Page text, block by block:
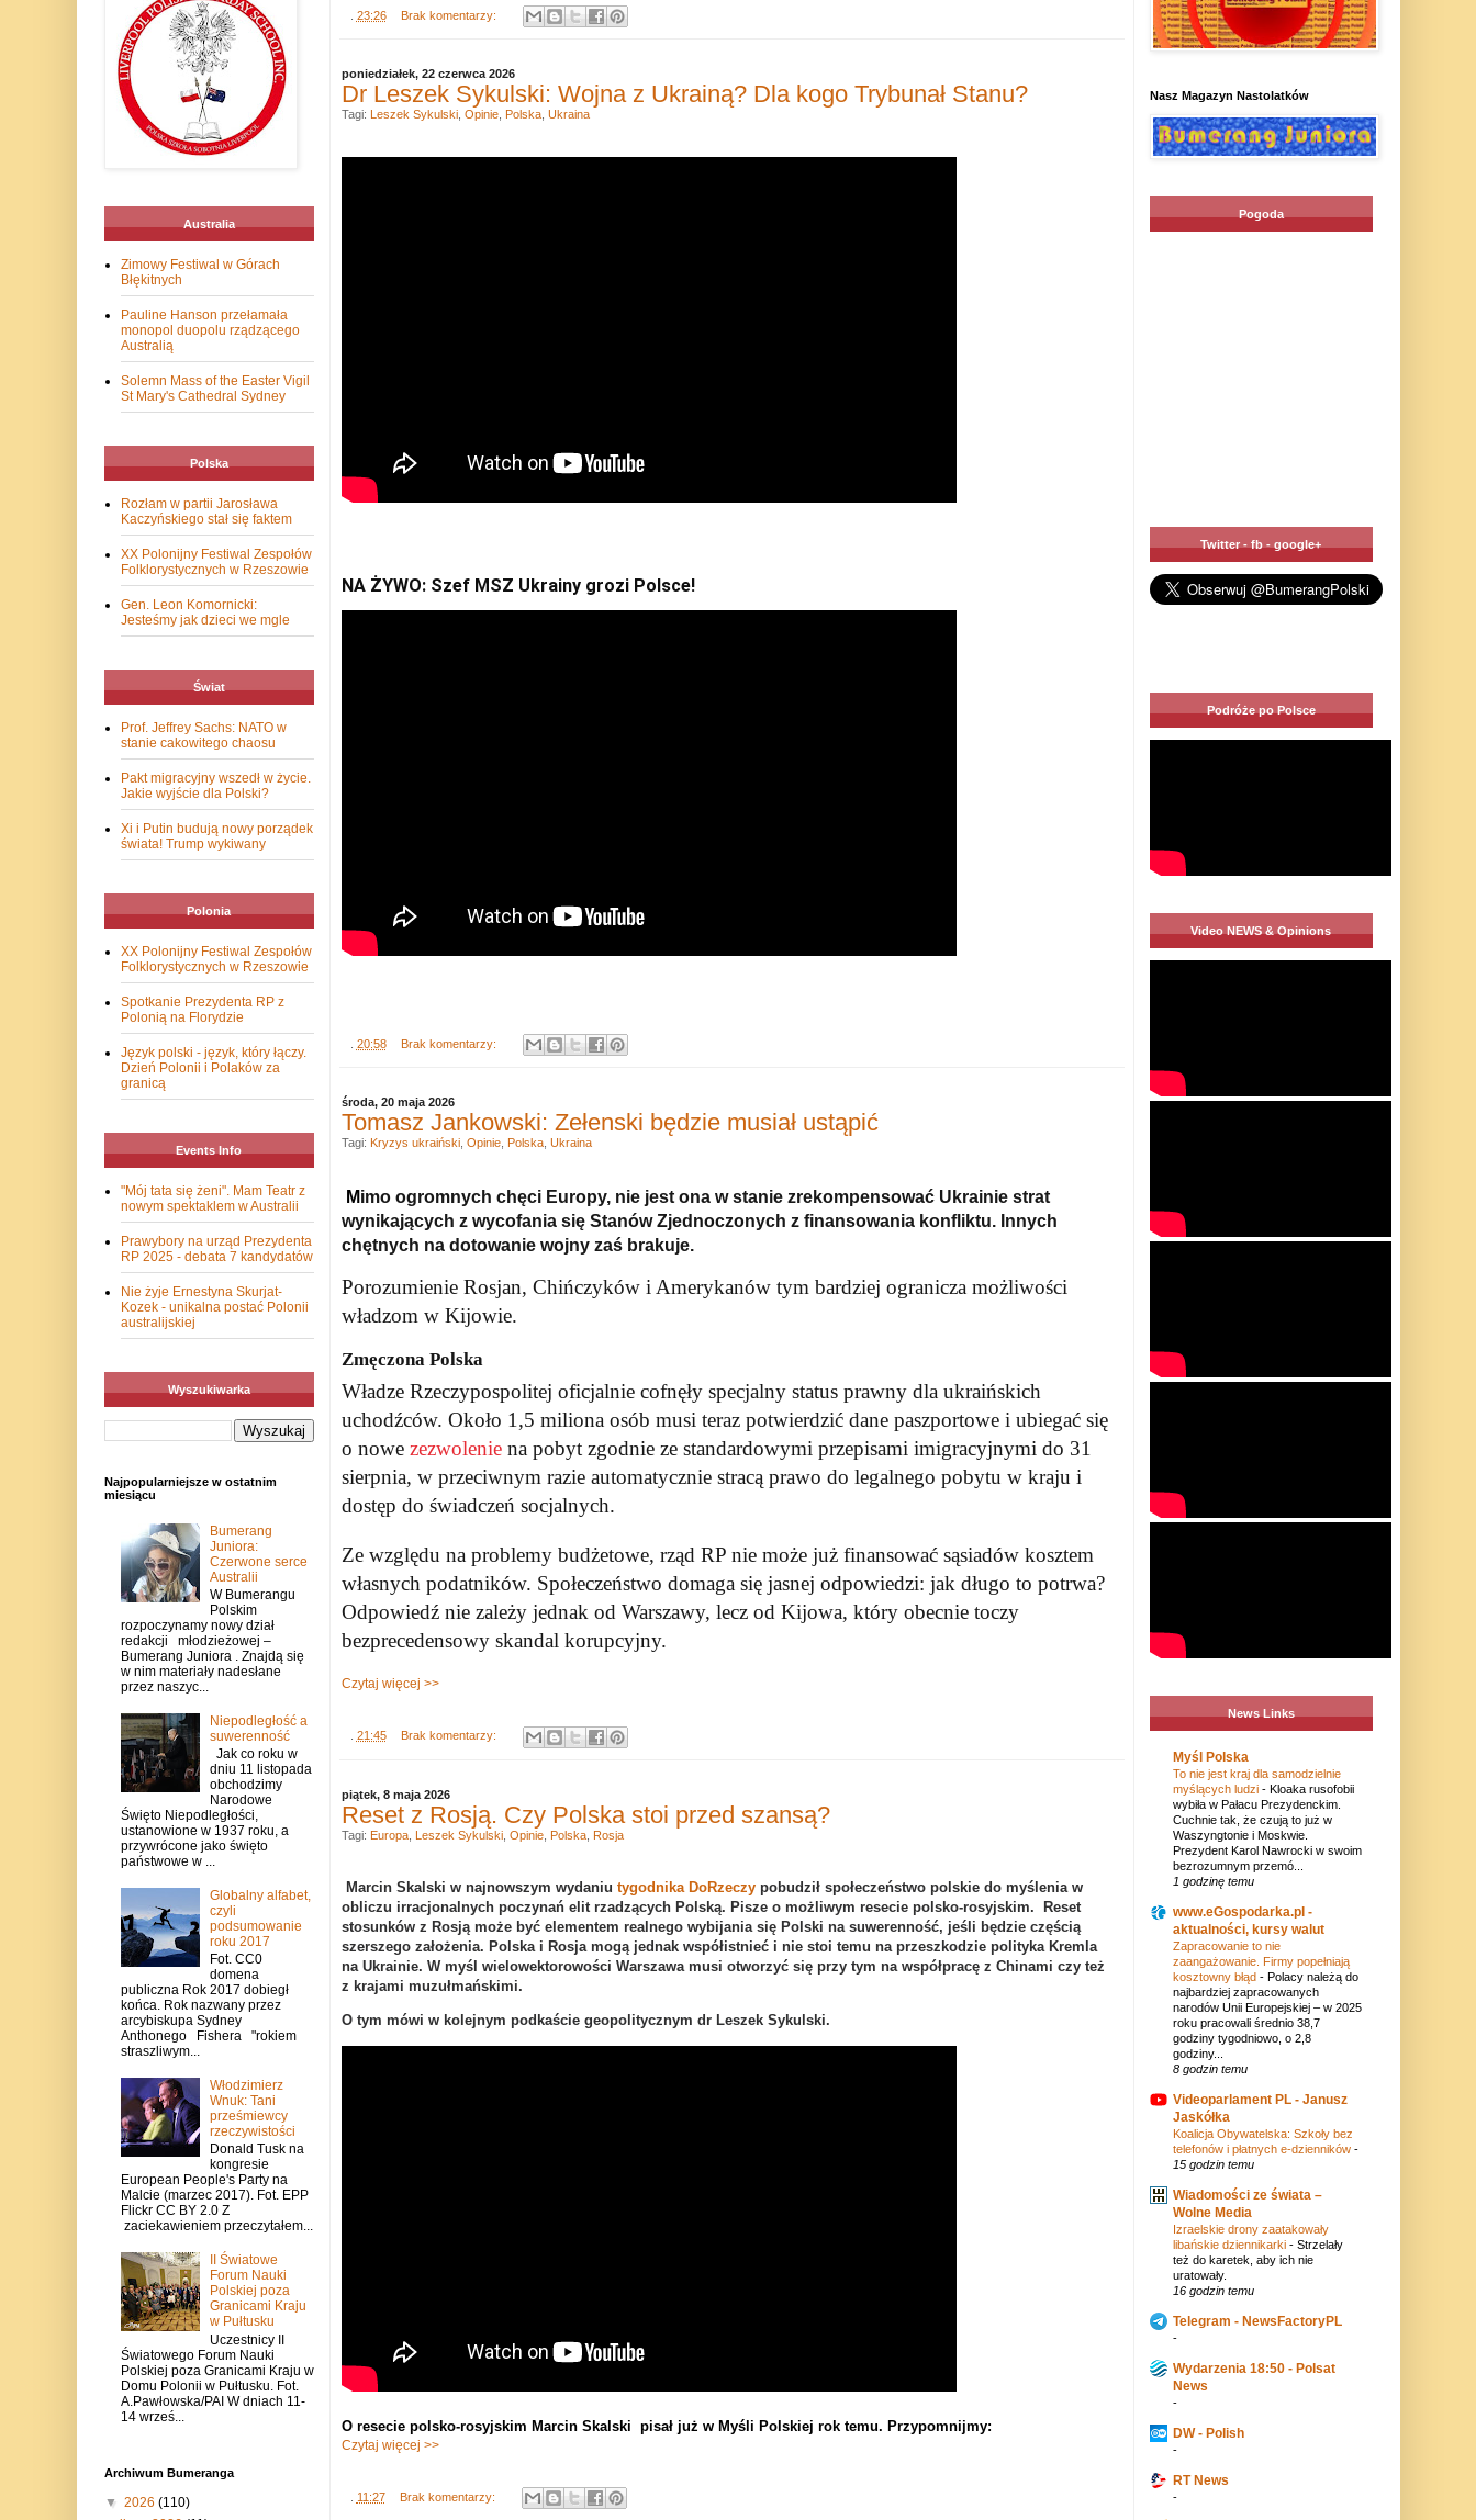
23:26 Brak komentarzy:
poniedziałek, 22 czerwca 2026
Dr Leszek Sykulski: Wojna z Ukrainą? Dla kogo Trybunał Stanu?
NA ŻYWO: Szef MSZ Ukrainy grozi Polsce!
20:58 Brak komentarzy:
Tagi: Leszek Sykulski, Opinie, Polska, Ukraina
środa, 20 maja 2026
Tomasz Jankowski: Zełenski będzie musiał ustąpić
Mimo ogromnych chęci Europy, nie jest ona w stanie zrekompensować Ukrainie strat
wynikających z wycofania się Stanów Zjednoczonych z finansowania konfliktu. Innych
chętnych na dotowanie wojny zaś brakuje.
Porozumienie Rosjan, Chińczyków i Amerykanów tym bardziej ogranicza możliwości
władzom w Kijowie.
Zmęczona Polska
Władze Rzeczypospolitej oficjalnie cofnęły specjalny status prawny dla ukraińskich
uchodźców. Około 1,5 miliona osób musi teraz potwierdzić dane paszportowe i ubiegać się
o nowe zezwoleniena pobyt zgodnie ze standardowymi przepisami imigracyjnymi do 31
sierpnia, w przeciwnym razie automatycznie stracą prawo do legalnego pobytu w kraju i
dostęp do świadczeń socjalnych.
Ze względu na problemy budżetowe, rząd RP nie może już finansować sąsiadów kosztem
własnych podatników. Społeczeństwo domaga się jasnej odpowiedzi: jak długo to potrwa?
Odpowiedź nie zależy jednak od Warszawy, lecz od Kijowa, który obecnie toczy
bezprecedensowy skandal korupcyjny.
Czytaj więcej >>
. 21:45 Brak komentarzy:
Tagi: Kryzys ukraiński, Opinie, Polska, Ukraina
piątek, 8 maja 2026
Reset z Rosją. Czy Polska stoi przed szansą?
Marcin Skalski w najnowszym wydaniu tygodnika DoRzeczypobudził społeczeństwo polskie do myślenia w
obliczu irracjonalnych poczynań elit rzadzących Polską. Pisze o możliwym resecie polsko-rosyjskim. Reset
stosunków z Rosją może być elementem realnego wybijania się Polski na suwerenność, jeśli będzie częścią
szerszego założenia. Polska i Rosja mogą jednak współistnieć i nie stoi temu na przeszkodzie polityka Kremla
na Ukrainie. W myśl wielowektorowości Warszawa musi otworzyć się przy tym na współpracę z Chinami czy też
z krajami muzułmańskimi.
O tym mówi w kolejnym podkaście geopolitycznym dr Leszek Sykulski.
O resecie polsko-rosyjskim Marcin Skalski pisał już w Myśli Polskiej rok temu. Przypomnijmy:
Czytaj więcej >>
11:27 Brak komentarzy:
Tagi: Europa, Leszek Sykulski, Opinie, Polska, Rosja
Australia
Zimowy Festiwal w Górach
Błękitnych
Pauline Hanson przełamała
monopol duopolu rządzącego
Australią
Solemn Mass of the Easter Vigil
St Mary's Cathedral Sydney
Polska
Rozłam w partii Jarosława
Kaczyńskiego stał się faktem
XX Polonijny Festiwal Zespołów
Folklorystycznych w Rzeszowie
Gen. Leon Komornicki:
Jesteśmy jak dzieci we mgle
Świat
Prof. Jeffrey Sachs: NATO w
stanie cakowitego chaosu
Pakt migracyjny wszedł w życie.
Jakie wyjście dla Polski?
Xi i Putin budują nowy porządek
świata! Trump wykiwany
Polonia
XX Polonijny Festiwal Zespołów
Folklorystycznych w Rzeszowie
Spotkanie Prezydenta RP z
Polonią na Florydzie
Język polski - język, który łączy.
Dzień Polonii i Polaków za
granicą
Events Info
"Mój tata się żeni". Mam Teatr z
nowym spektaklem w Australii
Prawybory na urząd Prezydenta
RP 2025 - debata 7 kandydatów
Nie żyje Ernestyna Skurjat-
Kozek - unikalna postać Polonii
australijskiej
Wyszukiwarka
Najpopularniejsze w ostatnim
miesiącu
Bumerang
Juniora:
Czerwone serce
Australii
W Bumerangu
Polskim
rozpoczynamy nowy dział
redakcji młodzieżowej –
Bumerang Juniora . Znajdą się
w nim materiały nadesłane
przez naszyc...
Niepodległość a
suwerenność
Jak co roku w
dniu 11 listopada
obchodzimy
Narodowe
Święto Niepodległości,
ustanowione w 1937 roku, a
przywrócone jako święto
państwowe w ...
Globalny alfabet,
czyli
podsumowanie
roku 2017
Fot. CC0
domena
publiczna Rok 2017 dobiegł
końca. Rok nazwany przez
arcybiskupa Sydney
Anthonego Fishera "rokiem
straszliwym...
Włodzimierz
Wnuk: Tani
prześmiewcy
rzeczywistości
Donald Tusk na
kongresie
European People's Party na
Malcie (marzec 2017). Fot. EPP
Flickr CC BY 2.0 Z
zaciekawieniem przeczytałem...
II Światowe
Forum Nauki
Polskiej poza
Granicami Kraju
w Pułtusku
Uczestnicy II
Światowego Forum Nauki
Polskiej poza Granicami Kraju w
Domu Polonii w Pułtusku. Fot.
A.Pawłowska/PAI W dniach 11-
14 wrześ...
Archiwum Bumeranga
▼ 2026 (110)
Nasz Magazyn Nastolatków
Pogoda
Twitter - fb - google+
Podróże po Polsce
Video NEWS & Opinions
News Links
Myśl Polska
To nie jest kraj dla samodzielnie
myślących ludzi - Kloaka rusofobii
wybiła w Pałacu Prezydenckim.
Cuchnie tak, że czują to już w
Waszyngtonie i Moskwie.
Prezydent Karol Nawrocki w swoim
bezrozumnym przemó...
1 godzinę temu
www.eGospodarka.pl -
aktualności, kursy walut
Zapracowanie to nie
zaangażowanie. Firmy popełniają
kosztowny błąd - Polacy należą do
najbardziej zapracowanych
narodów Unii Europejskiej – w 2025
roku pracowali średnio 38,7
godziny tygodniowo, o 2,8
godziny...
8 godzin temu
Videoparlament PL - Janusz
Jaskółka
Koalicja Obywatelska: Szkoły bez
telefonów i płatnych e-dzienników -
15 godzin temu
Wiadomości ze świata –
Wolne Media
Izraelskie drony zaatakowały
libańskie dziennikarki - Strzelały
też do karetek, aby ich nie
uratowały.
16 godzin temu
Telegram - NewsFactoryPL
-
Wydarzenia 18:50 - Polsat
News
-
DW - Polish
-
RT News
-